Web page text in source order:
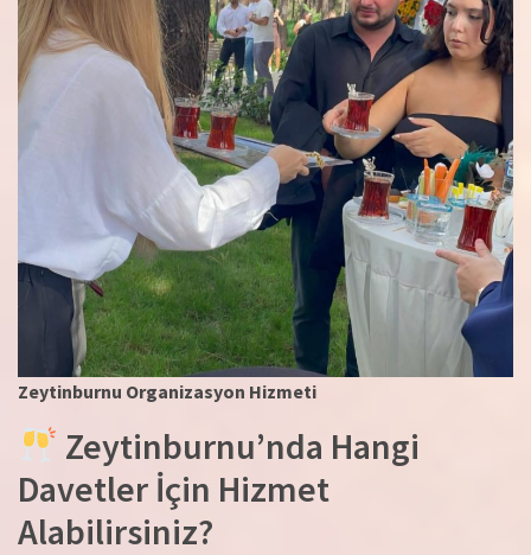
Zeytinburnu Organizasyon Hizmeti
Zeytinburnu’nda Hangi
Davetler İçin Hizmet
Alabilirsiniz?